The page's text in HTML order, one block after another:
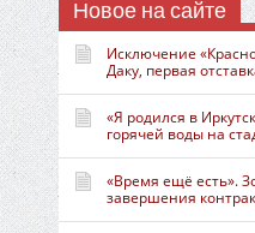
Новое на сайте
Исключение
Даку, первая
«Я родился в
горячей воды на
«Время ещё есть».
завершения